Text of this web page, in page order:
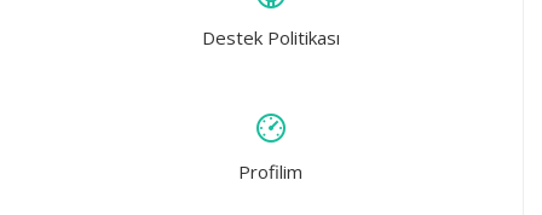
Destek Politikası
Profilim